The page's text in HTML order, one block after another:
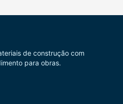
de construção com
para obras.